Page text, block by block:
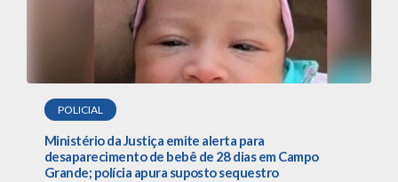
POLICIAL
Ministério da Justiça emite alerta para
desaparecimento de bebê de 28 dias em Campo
Grande; polícia apura suposto sequestro